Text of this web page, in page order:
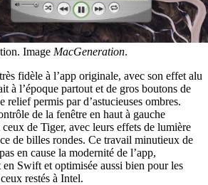
Image MacGeneration.
fidèle à l’app originale, avec son effet alu
à l’époque partout et de gros boutons de
relief permis par d’astucieuses ombres.
de la fenêtre en haut à gauche
de Tiger, avec leurs effets de lumière
de billes rondes. Ce travail minutieux de
en cause la modernité de l’app,
en Swift et optimisée aussi bien pour les
restés à Intel.